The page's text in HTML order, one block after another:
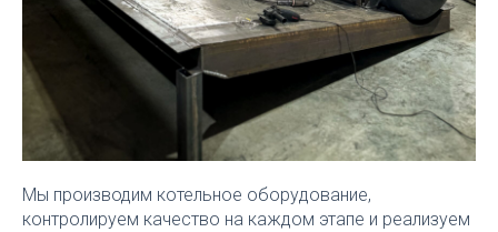
Мы производим котельное оборудование,
контролируем качество на каждом этапе и реализуем